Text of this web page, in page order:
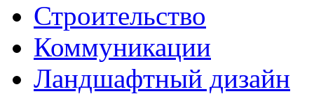
Строительство
Коммуникации
Ландшафтный дизайн